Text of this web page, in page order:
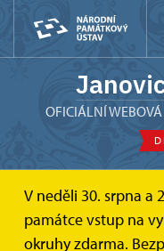
OFICIÁLNÍ
V neděli 30. srpna a
památce vstup na
okruhy zdarma.
Státní zámek Janovice
Rekonstrukce zámku